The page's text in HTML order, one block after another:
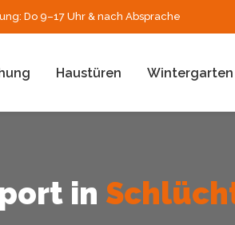
Do 9–17 Uhr & nach Absprache
Haustüren Wintergarten
in